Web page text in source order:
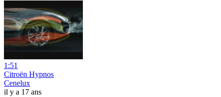
1:51
Citroën Hypnos
Cenelux
il y a 17 ans